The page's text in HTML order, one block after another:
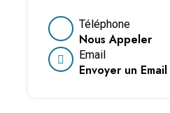
Téléphone
Nous Appeler
Email
Envoyer un Email